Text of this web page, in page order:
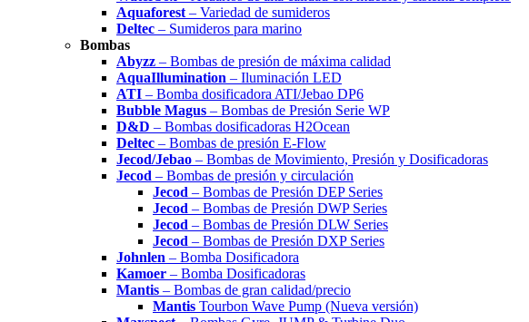
Aquaforest – Variedad de sumideros
Deltec – Sumideros para marino
Bombas
Abyzz – Bombas de presión de máxima calidad
AquaIllumination – Iluminación LED
ATI – Bomba dosificadora ATI/Jebao DP6
Bubble Magus – Bombas de Presión Serie WP
D&D – Bombas dosificadoras H2Ocean
Deltec – Bombas de presión E-Flow
Jecod/Jebao – Bombas de Movimiento, Presión y Dosificadoras
Jecod – Bombas de presión y circulación
Jecod – Bombas de Presión DEP Series
Jecod – Bombas de Presión DWP Series
Jecod – Bombas de Presión DLW Series
Jecod – Bombas de Presión DXP Series
Johnlen – Bomba Dosificadora
Kamoer – Bomba Dosificadoras
Mantis – Bombas de gran calidad/precio
Mantis Tourbon Wave Pump (Nueva versión)